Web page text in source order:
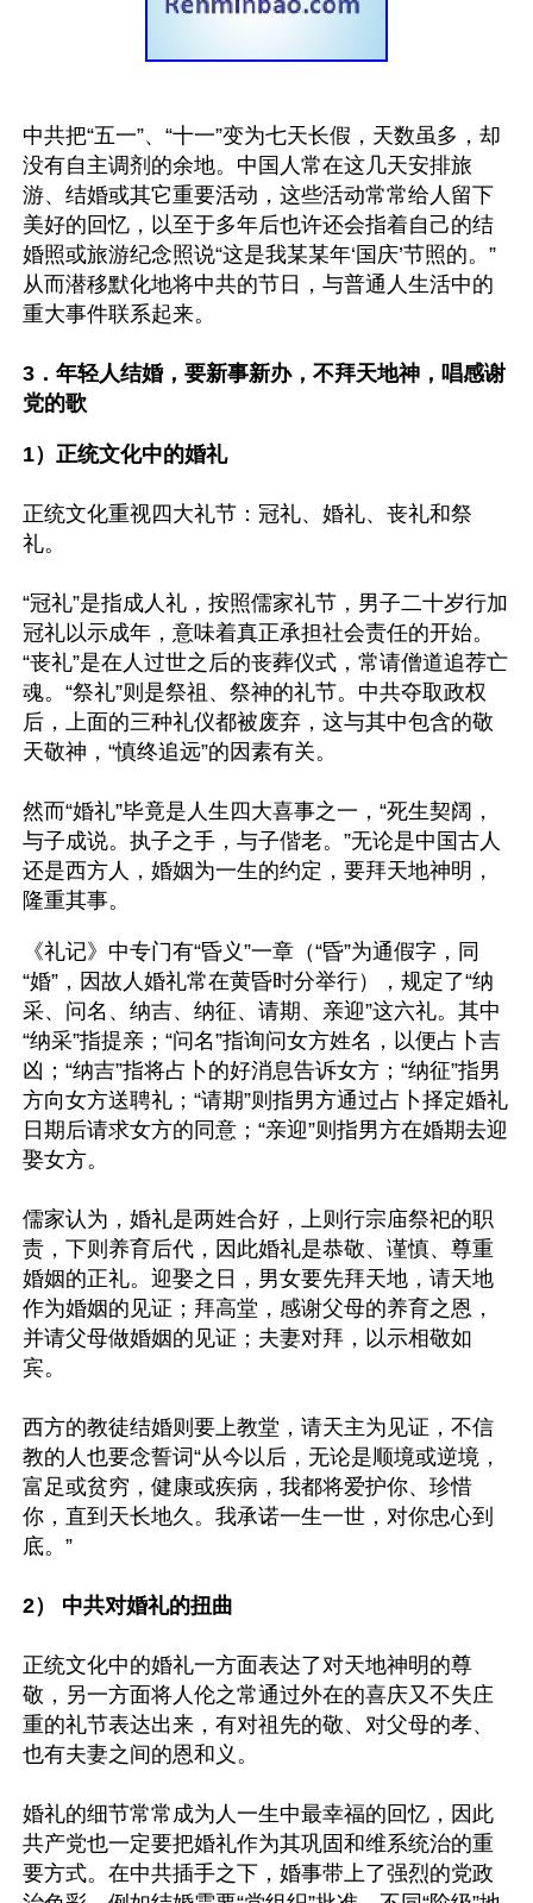
中共把“五一”、“十一”变为七天长假，天数虽多，却
没有自主调剂的余地。中国人常在这几天安排旅
游、结婚或其它重要活动，这些活动常常给人留下
美好的回忆，以至于多年后也许还会指着自己的结
婚照或旅游纪念照说“这是我某某年‘国庆’节照的。”
从而潜移默化地将中共的节日，与普通人生活中的
重大事件联系起来。
3．年轻人结婚，要新事新办，不拜天地神，唱感谢
党的歌
1）正统文化中的婚礼
正统文化重视四大礼节：冠礼、婚礼、丧礼和祭
礼。
“冠礼”是指成人礼，按照儒家礼节，男子二十岁行加
冠礼以示成年，意味着真正承担社会责任的开始。
“丧礼”是在人过世之后的丧葬仪式，常请僧道追荐亡
魂。“祭礼”则是祭祖、祭神的礼节。中共夺取政权
后，上面的三种礼仪都被废弃，这与其中包含的敬
天敬神，“慎终追远”的因素有关。
然而“婚礼”毕竟是人生四大喜事之一，“死生契阔，
与子成说。执子之手，与子偕老。”无论是中国古人
还是西方人，婚姻为一生的约定，要拜天地神明，
隆重其事。
《礼记》中专门有“昏义”一章（“昏”为通假字，同
“婚”，因故人婚礼常在黄昏时分举行），规定了“纳
采、问名、纳吉、纳征、请期、亲迎”这六礼。其中
“纳采”指提亲；“问名”指询问女方姓名，以便占卜吉
凶；“纳吉”指将占卜的好消息告诉女方；“纳征”指男
方向女方送聘礼；“请期”则指男方通过占卜择定婚礼
日期后请求女方的同意；“亲迎”则指男方在婚期去迎
娶女方。
儒家认为，婚礼是两姓合好，上则行宗庙祭祀的职
责，下则养育后代，因此婚礼是恭敬、谨慎、尊重
婚姻的正礼。迎娶之日，男女要先拜天地，请天地
作为婚姻的见证；拜高堂，感谢父母的养育之恩，
并请父母做婚姻的见证；夫妻对拜，以示相敬如
宾。
西方的教徒结婚则要上教堂，请天主为见证，不信
教的人也要念誓词“从今以后，无论是顺境或逆境，
富足或贫穷，健康或疾病，我都将爱护你、珍惜
你，直到天长地久。我承诺一生一世，对你忠心到
底。”
2） 中共对婚礼的扭曲
正统文化中的婚礼一方面表达了对天地神明的尊
敬，另一方面将人伦之常通过外在的喜庆又不失庄
重的礼节表达出来，有对祖先的敬、对父母的孝、
也有夫妻之间的恩和义。
婚礼的细节常常成为人一生中最幸福的回忆，因此
共产党也一定要把婚礼作为其巩固和维系统治的重
要方式。在中共插手之下，婚事带上了强烈的党政